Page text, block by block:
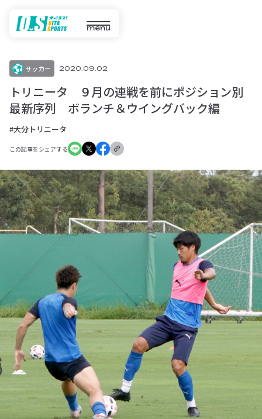
menu
サッカー 2020.09.02
トリニータ ９月の連戦を前にポジション別
最新序列 ボランチ＆ウイングバック編
#大分トリニータ
この記事をシェアする